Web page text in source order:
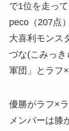
で1位を走っ
peco（207点
大喜利モンス
づな(こみっ
軍団」とラフ
優勝がラフ×
メンバーは膝